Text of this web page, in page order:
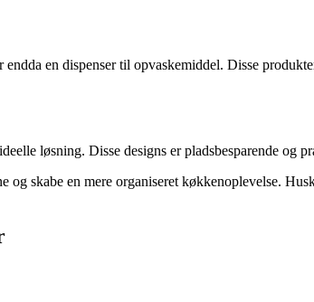
en dispenser til opvaskemiddel. Disse
løsning. Disse designs er pladsbesparende og
skabe en mere organiseret køkkenoplevelse.